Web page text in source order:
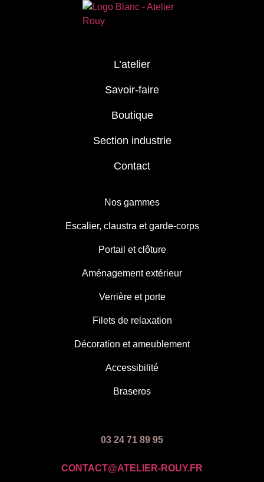
L’atelier
Savoir-faire
Boutique
Section industrie
Contact
Nos gammes
Escalier, claustra et garde-corps
Portail et clôture
Aménagement extérieur
Verrière et porte
Filets de relaxation
Décoration et ameublement
Accessibilité
Braseros
03 24 71 89 95
CONTACT@ATELIER-ROUY.FR